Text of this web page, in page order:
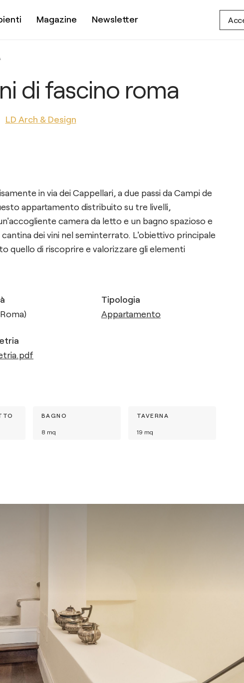
Magazine Newsletter
di fascino roma
LD Arch & Design
in via dei Cappellari, a due passi da Campi de
appartamento distribuito su tre livelli,
camera da letto e un bagno spazioso e
dei vini nel seminterrato. L'obiettivo principale
quello di riscoprire e valorizzare gli elementi
Tipologia
Appartamento
BAGNO
8 mq
TAVERNA
19 mq